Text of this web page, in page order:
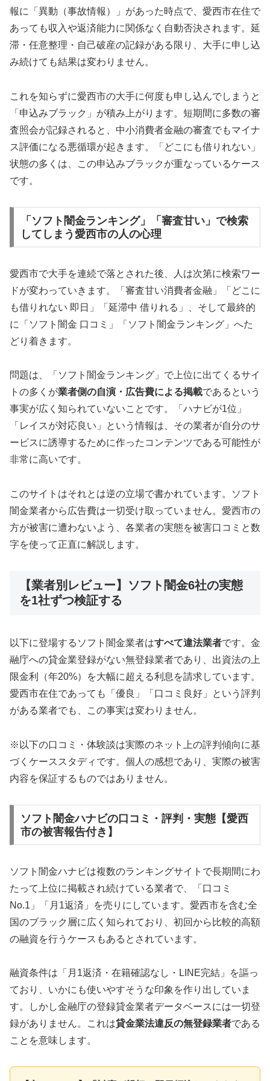
報に「異動（事故情報）」があった時点で、愛西市在住で
あっても収入や返済能力に関係なく自動否決されます。延
滞・任意整理・自己破産の記録がある限り、大手に申し込
み続けても結果は変わりません。
これを知らずに愛西市の大手に何度も申し込んでしまうと
「申込みブラック」が積み上がります。短期間に多数の審
査照会が記録されると、中小消費者金融の審査でもマイナ
ス評価になる悪循環が起きます。「どこにも借りれない」
状態の多くは、この申込みブラックが重なっているケース
です。
「ソフト闇金ランキング」「審査甘い」で検索
してしまう愛西市の人の心理
愛西市で大手を連続で落とされた後、人は次第に検索ワー
ドが変わっていきます。「審査甘い消費者金融」「どこに
も借りれない 即日」「延滞中 借りれる」、そして最終的
に「ソフト闇金 口コミ」「ソフト闇金ランキング」へた
どり着きます。
問題は、「ソフト闇金ランキング」で上位に出てくるサイ
トの多くが業者側の自演・広告費による掲載であるという
事実が広く知られていないことです。「ハナビが1位」
「レイスが対応良い」という情報は、その業者が自分のサ
ービスに誘導するために作ったコンテンツである可能性が
非常に高いです。
このサイトはそれとは逆の立場で書かれています。ソフト
闇金業者から広告費は一切受け取っていません。愛西市の
方が被害に遭わないよう、各業者の実態を被害口コミと数
字を使って正直に解説します。
【業者別レビュー】ソフト闇金6社の実態
を1社ずつ検証する
以下に登場するソフト闇金業者はすべて違法業者です。金
融庁への貸金業登録がない無登録業者であり、出資法の上
限金利（年20%）を大幅に超える利息を請求しています。
愛西市在住であっても「優良」「口コミ良好」という評判
がある業者でも、この事実は変わりません。
※以下の口コミ・体験談は実際のネット上の評判傾向に基
づくケーススタディです。個人の感想であり、実際の被害
内容を保証するものではありません。
ソフト闇金ハナビの口コミ・評判・実態【愛西
市の被害報告付き】
ソフト闇金ハナビは複数のランキングサイトで長期間にわ
たって上位に掲載され続けている業者で、「口コミ
No.1」「月1返済」を売りにしています。愛西市を含む全
国のブラック層に広く知られており、初回から比較的高額
の融資を行うケースもあるとされています。
融資条件は「月1返済・在籍確認なし・LINE完結」を謳っ
ており、いかにも使いやすそうな印象を作り出していま
す。しかし金融庁の登録貸金業者データベースには一切登
録がありません。これは貸金業法違反の無登録業者である
ことを意味します。